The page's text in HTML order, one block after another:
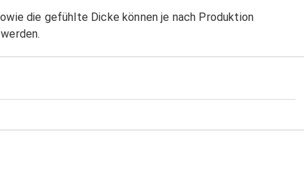
die gefühlte Dicke können je nach Produktion